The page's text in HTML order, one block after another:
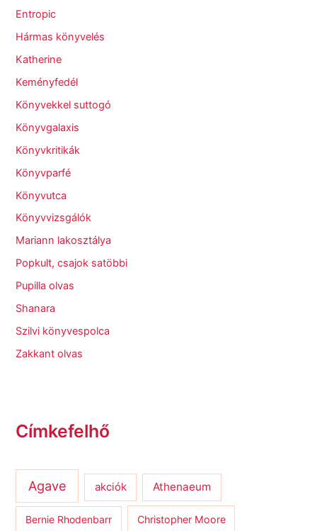
Entropic
Hármas könyvelés
Katherine
Keményfedél
Könyvekkel suttogó
Könyvgalaxis
Könyvkritikák
Könyvparfé
Könyvutca
Könyvvizsgálók
Mariann lakosztálya
Popkult, csajok satöbbi
Pupilla olvas
Shanara
Szilvi könyvespolca
Zakkant olvas
Címkefelhő
Agave akciók Athenaeum
Bernie Rhodenbarr Christopher Moore